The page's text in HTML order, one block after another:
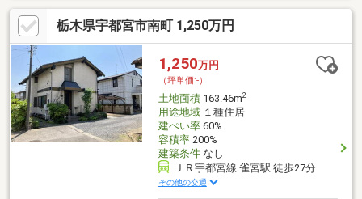
栃木県宇都宮市南町 1,250万円
1,250万円
（坪単価:-）
土地面積163.46m2
用途地域１種住居
建ぺい率60%
容積率200%
建築条件なし
ＪＲ宇都宮線 雀宮駅 徒歩27分
その他の交通